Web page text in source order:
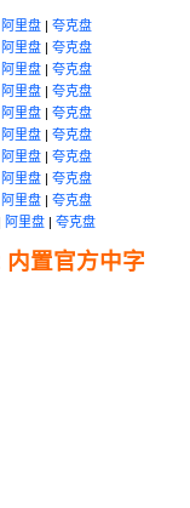
阿里盘 | 夸克盘
阿里盘 | 夸克盘
阿里盘 | 夸克盘
阿里盘 | 夸克盘
阿里盘 | 夸克盘
阿里盘 | 夸克盘
阿里盘 | 夸克盘
阿里盘 | 夸克盘
阿里盘 | 夸克盘
阿里盘 | 夸克盘
置官方中字